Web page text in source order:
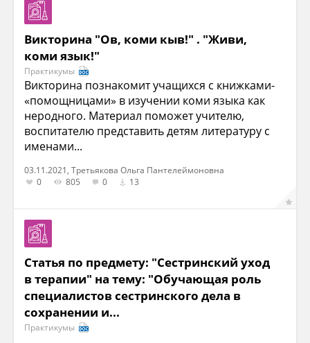
Викторина "Ов, коми кыв!" . "Живи,
коми язык!"
Практикумы
Викторина познакомит учащихся с книжками-
«помощницами» в изучении коми языка как
неродного. Материал поможет учителю,
воспитателю представить детям литературу с
именами...
03.11.2021, Третьякова Ольга Пантелеймоновна
0
805 0 13
Статья по предмету: "Сестринский уход
в терапии" на тему: "Обучающая роль
специалистов сестринского дела в
сохранении и...
Практикумы